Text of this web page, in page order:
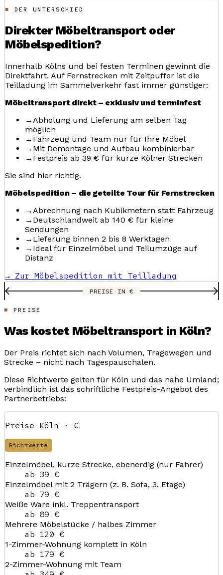
DER UNTERSCHIED
Direkter Möbeltransport oder
Möbelspedition?
Innerhalb Kölns und bei festen Terminen gewinnt die
Direktfahrt. Auf Fernstrecken mit Zeitpuffer ist die
Teilladung im Sammelverkehr fast immer günstiger:
Möbeltransport direkt – exklusiv und terminfest
→Abholung und Lieferung am selben Tag
möglich
→ Fahrzeug und Team nur für Ihre Möbel
→ Mit Demontage und Aufbau kombinierbar
→ Festpreis ab 39 € für kurze Kölner Strecken
Sie sind hier richtig.
Möbelspedition – die geteilte Tour für Fernstrecken
→Abrechnung nach Kubikmetern statt Fahrzeug
→ Deutschlandweit ab 140 € für kleine
Sendungen
→ Lieferung binnen 2 bis 8 Werktagen
→ Ideal für Einzelmöbel und Teilumzüge auf
Distanz
→ Zur Möbelspedition mit Teilladung
PREISE IN €
PREISE
Was kostet Möbeltransport in Köln?
Der Preis richtet sich nach Volumen, Tragewegen und
Strecke – nicht nach Tagespauschalen.
Diese Richtwerte gelten für Köln und das nahe Umland;
verbindlich ist das schriftliche Festpreis-Angebot des
Partnerbetriebs:
Preise Köln · €
Richtwerte
Einzelmöbel, kurze Strecke, ebenerdig (nur Fahrer)
ab 39 €
Einzelmöbel mit 2 Trägern (z. B. Sofa, 3. Etage)
ab 79 €
Weiße Ware inkl. Treppentransport
ab 89 €
Mehrere Möbelstücke / halbes Zimmer
ab 120 €
1-Zimmer-Wohnung komplett in Köln
ab 179 €
2-Zimmer-Wohnung mit Team